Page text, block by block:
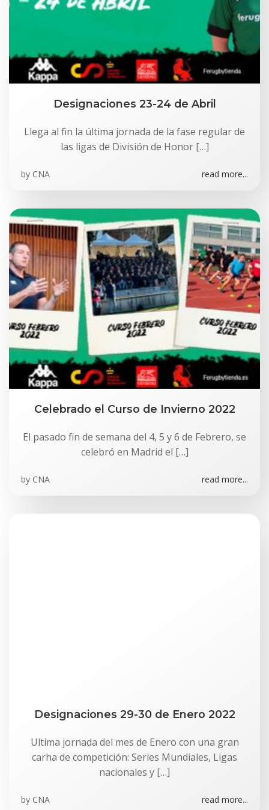
Designaciones 23-24 de Abril
Llega al fin la última jornada de la fase regular de
las ligas de División de Honor […]
by CNA read more...
Celebrado el Curso de Invierno 2022
El pasado fin de semana del 4, 5 y 6 de Febrero, se
celebró en Madrid el […]
by CNA read more...
Designaciones 29-30 de Enero 2022
Ultima jornada del mes de Enero con una gran
carha de competición: Series Mundiales, Ligas
nacionales y […]
by CNA read more...